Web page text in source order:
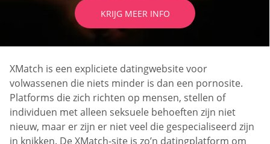
KRIJG MEER INFO
XMatch is een expliciete datingwebsite voor
volwassenen die niets minder is dan een pornosite.
Platforms die zich richten op mensen, stellen of
individuen met alleen seksuele behoeften zijn niet
nieuw, maar er zijn er niet veel die gespecialiseerd zijn
in knikken. De XMatch-site is zo’n datingplatform om